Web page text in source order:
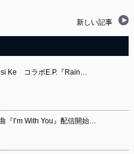
新しい記事
Ke コラボE.P.『Rain…
I’m With You』配信開始…